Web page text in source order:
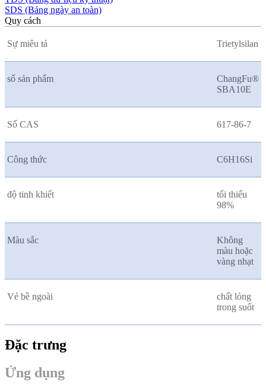
SDS (Bảng ngày an toàn)
Quy cách
Sự miêu tả Trietylsilan
số sản phẩm
ChangFu®
SBA10E
Số CAS 617-86-7
Công thức C6H16Si
độ tinh khiết
tối thiểu
98%
Màu sắc
Không
màu hoặc
vàng nhạt
Vẻ bề ngoài
chất lỏng
trong suốt
Đặc trưng
Ứng dụng